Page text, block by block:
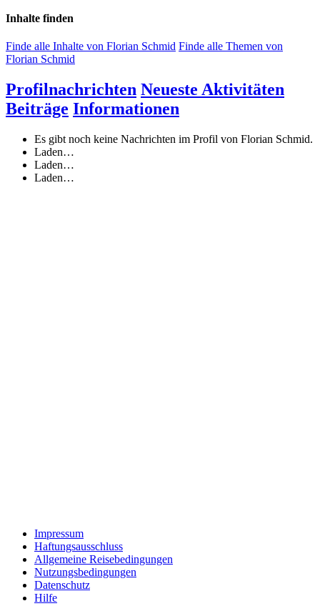
Inhalte finden
Finde alle Inhalte von Florian Schmid Finde alle Themen von
Florian Schmid
Profilnachrichten Neueste Aktivitäten
Beiträge Informationen
Es gibt noch keine Nachrichten im Profil von Florian Schmid.
Laden…
Laden…
Laden…
Impressum
Haftungsausschluss
Allgemeine Reisebedingungen
Nutzungsbedingungen
Datenschutz
Hilfe